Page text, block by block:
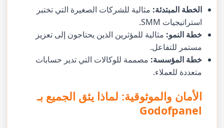
الخطة المبتدئة: مثالية للشركات الصغيرة التي تختبر
استراتيجيات SMM.
خطة النمو: مثالية للمؤثرين الذين يحتاجون إلى تعزيز
مستمر للتفاعل.
خطة المؤسسة: مصممة للوكالات التي تدير حسابات
متعددة للعملاء.
الأمان والموثوقية: لماذا يثق الجميع بـ
Godofpanel